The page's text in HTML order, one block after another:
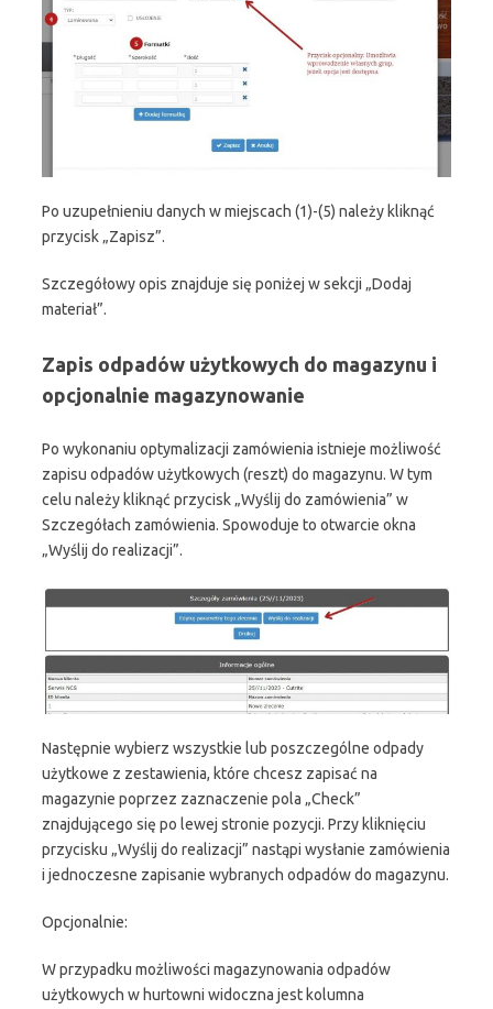
Po uzupełnieniu danych w miejscach (1)-(5) należy kliknąć
przycisk „Zapisz”.
Szczegółowy opis znajduje się poniżej w sekcji „Dodaj
materiał”.
Zapis odpadów użytkowych do magazynu i
opcjonalnie magazynowanie
Po wykonaniu optymalizacji zamówienia istnieje możliwość
zapisu odpadów użytkowych (reszt) do magazynu. W tym
celu należy kliknąć przycisk „Wyślij do zamówienia” w
Szczegółach zamówienia. Spowoduje to otwarcie okna
„Wyślij do realizacji”.
Następnie wybierz wszystkie lub poszczególne odpady
użytkowe z zestawienia, które chcesz zapisać na
magazynie poprzez zaznaczenie pola „Check”
znajdującego się po lewej stronie pozycji. Przy kliknięciu
przycisku „Wyślij do realizacji” nastąpi wysłanie zamówienia
i jednoczesne zapisanie wybranych odpadów do magazynu.
Opcjonalnie:
W przypadku możliwości magazynowania odpadów
użytkowych w hurtowni widoczna jest kolumna